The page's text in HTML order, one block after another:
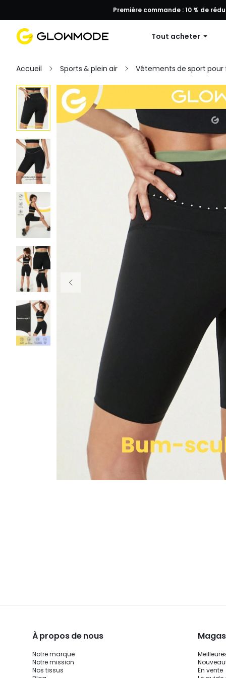
Première commande : 10 % de
Tout acheter
Accueil Sports & plein air Vêtements de sport
À propos de nous
Notre marque
Notre mission
Nos tissus
En vente